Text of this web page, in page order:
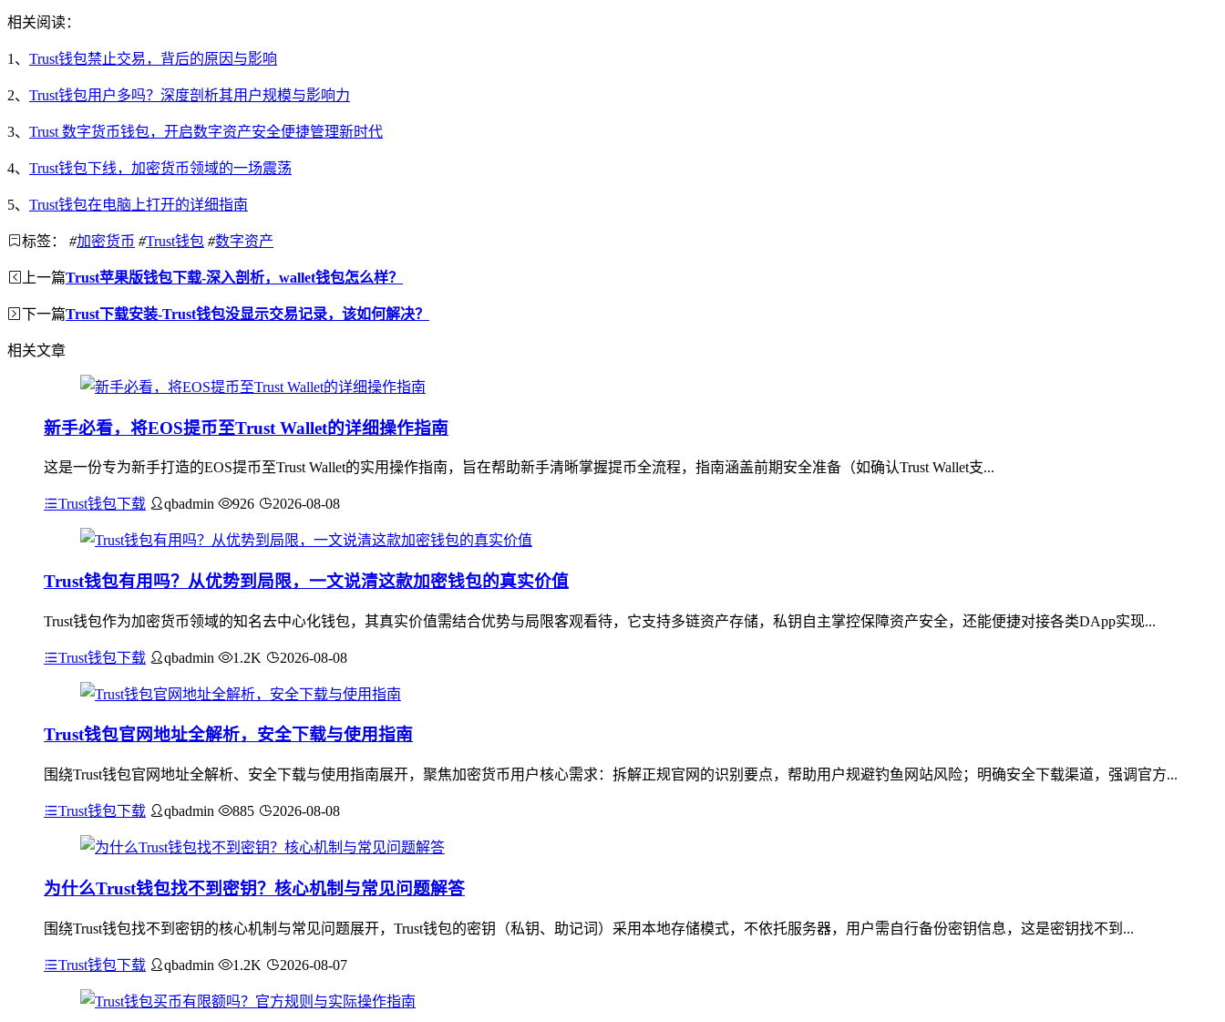
相关阅读：
1、 Trust钱包禁止交易，背后的原因与影响
2、 Trust钱包用户多吗？深度剖析其用户规模与影响力
3、 Trust 数字货币钱包，开启数字资产安全便捷管理新时代
4、 Trust钱包下线，加密货币领域的一场震荡
5、 Trust钱包在电脑上打开的详细指南
标签： #加密货币 #Trust钱包 #数字资产
上一篇Trust苹果版钱包下载-深入剖析，wallet钱包怎么样？
下一篇Trust下载安装-Trust钱包没显示交易记录，该如何解决？
相关文章
新手必看，将EOS提币至Trust Wallet的详细操作指南
这是一份专为新手打造的EOS提币至Trust Wallet的实用操作指南，旨在帮助新手清晰掌握提币全流程，指南涵盖前期安全准备（如确认Trust Wallet支...
Trust钱包下载 qbadmin 926 2026-08-08
Trust钱包有用吗？从优势到局限，一文说清这款加密钱包的真实价值
Trust钱包作为加密货币领域的知名去中心化钱包，其真实价值需结合优势与局限客观看待，它支持多链资产存储，私钥自主掌控保障资产安全，还能便捷对接各类DApp实现...
Trust钱包下载 qbadmin 1.2K 2026-08-08
Trust钱包官网地址全解析，安全下载与使用指南
围绕Trust钱包官网地址全解析、安全下载与使用指南展开，聚焦加密货币用户核心需求：拆解正规官网的识别要点，帮助用户规避钓鱼网站风险；明确安全下载渠道，强调官方...
Trust钱包下载 qbadmin 885 2026-08-08
为什么Trust钱包找不到密钥？核心机制与常见问题解答
围绕Trust钱包找不到密钥的核心机制与常见问题展开，Trust钱包的密钥（私钥、助记词）采用本地存储模式，不依托服务器，用户需自行备份密钥信息，这是密钥找不到...
Trust钱包下载 qbadmin 1.2K 2026-08-07